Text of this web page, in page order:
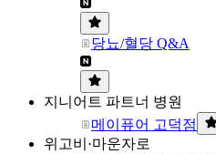
당뇨/혈당 Q&A
지니어트 파트너 병원
메이퓨어 고덕점
위고비·마운자로